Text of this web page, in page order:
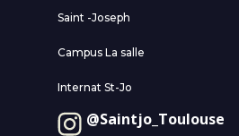
Saint -Joseph
Campus La salle
Internat St-Jo
@Saintjo_Toulouse